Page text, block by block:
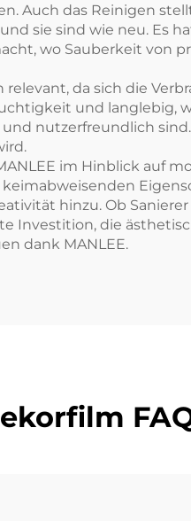
Auch das Reinigen
sie sind wie neu. Es
wo Sauberkeit von
da sich die
und langlebig,
nutzerfreundlich
im Hinblick auf
hinzu. Ob
Investition, die
dank MANLEE.